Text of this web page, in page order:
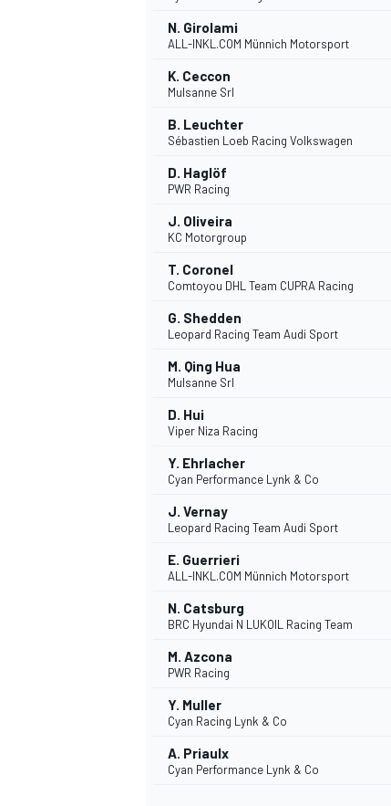
N. Girolami
ALL-INKL.COM Münnich Motorsport
K. Ceccon
Mulsanne Srl
B. Leuchter
Sébastien Loeb Racing Volkswagen
D. Haglöf
PWR Racing
J. Oliveira
KC Motorgroup
T. Coronel
Comtoyou DHL Team CUPRA Racing
G. Shedden
Leopard Racing Team Audi Sport
M. Qing Hua
Mulsanne Srl
D. Hui
Viper Niza Racing
Y. Ehrlacher
Cyan Performance Lynk & Co
J. Vernay
Leopard Racing Team Audi Sport
E. Guerrieri
ALL-INKL.COM Münnich Motorsport
N. Catsburg
BRC Hyundai N LUKOIL Racing Team
M. Azcona
PWR Racing
Y. Muller
Cyan Racing Lynk & Co
A. Priaulx
Cyan Performance Lynk & Co